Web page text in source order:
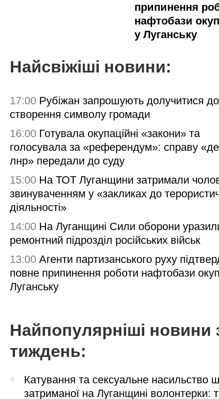
припинення
нафтобази
у Луганську
Найсвіжіші новини:
17:00 Рубіжан запрошують долучитися до
створення символу громади
16:00 Готувала окупаційні «закони» та
голосувала за «референдум»: справу
лнр» передали до суду
15:00 На ТОТ Луганщини затримали
звинуваченням у «закликах до
діяльності»
14:00 На Луганщині Сили оборони
ремонтний підрозділ російських військ
13:00 Агенти партизанського руху
повне припинення роботи нафтобази
Луганську
Найпопулярніші новини
тиждень:
Катування та сексуальне насильство
затриманої на Луганщині волонтерки: